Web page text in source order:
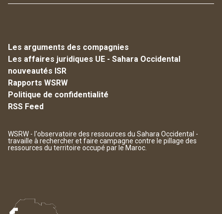
Les arguments des compagnies
Les affaires juridiques UE - Sahara Occidental
nouveautés ISR
Rapports WSRW
Politique de confidentialité
RSS Feed
WSRW - l'observatoire des ressources du Sahara Occidental -
travaille à rechercher et faire campagne contre le pillage des
ressources du territoire occupé par le Maroc.